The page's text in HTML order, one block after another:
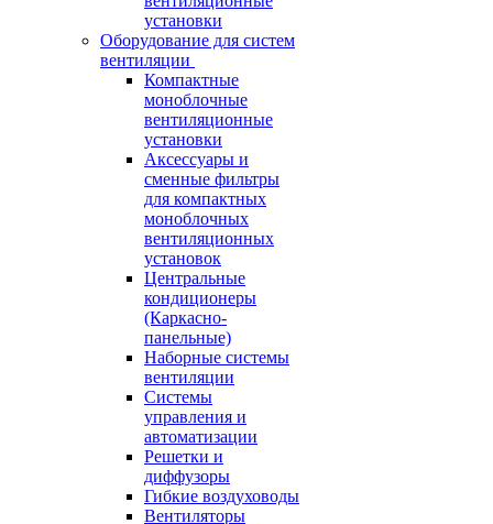
установки
Оборудование для систем
вентиляции
Компактные
моноблочные
вентиляционные
установки
Аксессуары и
сменные фильтры
для компактных
моноблочных
вентиляционных
установок
Центральные
кондиционеры
(Каркасно-
панельные)
Наборные системы
вентиляции
Системы
управления и
автоматизации
Решетки и
диффузоры
Гибкие воздуховоды
Вентиляторы